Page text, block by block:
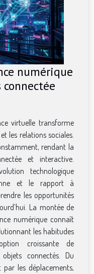
numérique
connectée
virtuelle transforme
les relations sociales.
rendant la
et interactive.
technologique
et le rapport à
les opportunités
La montée de
numérique connaît
les habitudes
croissante de
connectés. Du
les déplacements,